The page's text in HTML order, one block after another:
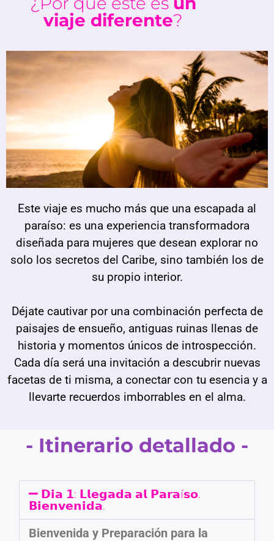
viaje diferente?
Este viaje es mucho más que una escapada al
paraíso: es una experiencia transformadora
diseñada para mujeres que desean explorar no
solo los secretos del Caribe, sino también los de
su propio interior.
Déjate cautivar por una combinación perfecta de
paisajes de ensueño, antiguas ruinas llenas de
historia y momentos únicos de introspección.
Cada día será una invitación a descubrir nuevas
facetas de ti misma, a conectar con tu esencia y a
llevarte recuerdos imborrables en el alma.
- Itinerario detallado -
𝗗𝗶𝗮 𝟭: 𝗟𝗹𝗲𝗴𝗮𝗱𝗮 𝗮𝗹 𝗣𝗮𝗿𝗮í𝘀𝗼.
𝗕𝗶𝗲𝗻𝘃𝗲𝗻𝗶𝗱𝗮.
Bienvenida y Preparación para la